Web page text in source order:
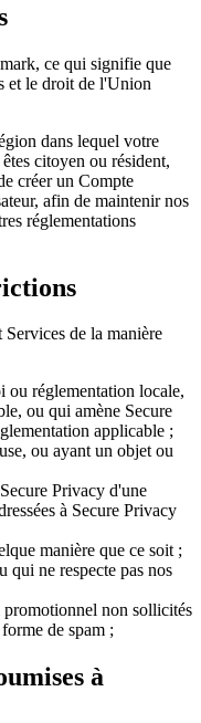
ce qui signifie que
et le droit de l'Union
dans lequel votre
citoyen ou résident,
créer un Compte
afin de maintenir nos
réglementations
de la manière
ou réglementation locale,
ou qui amène Secure
applicable ;
ou ayant un objet ou
Privacy d'une
à Secure Privacy
manière que ce soit ;
qui ne respecte pas nos
non sollicités
de spam ;
à